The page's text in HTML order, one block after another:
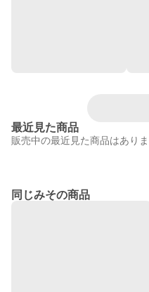
最近見た商品
販売中の最近見た商品はありま
同じみその商品